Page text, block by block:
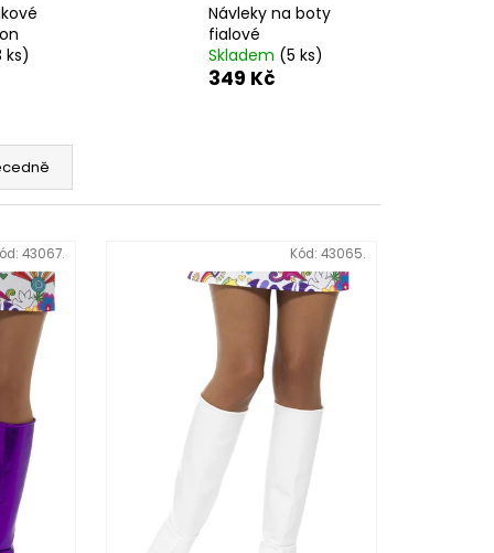
ks)
Návleky na boty
fialové
Skladem (5 ks)
349 Kč
43067. Kód: 43065.